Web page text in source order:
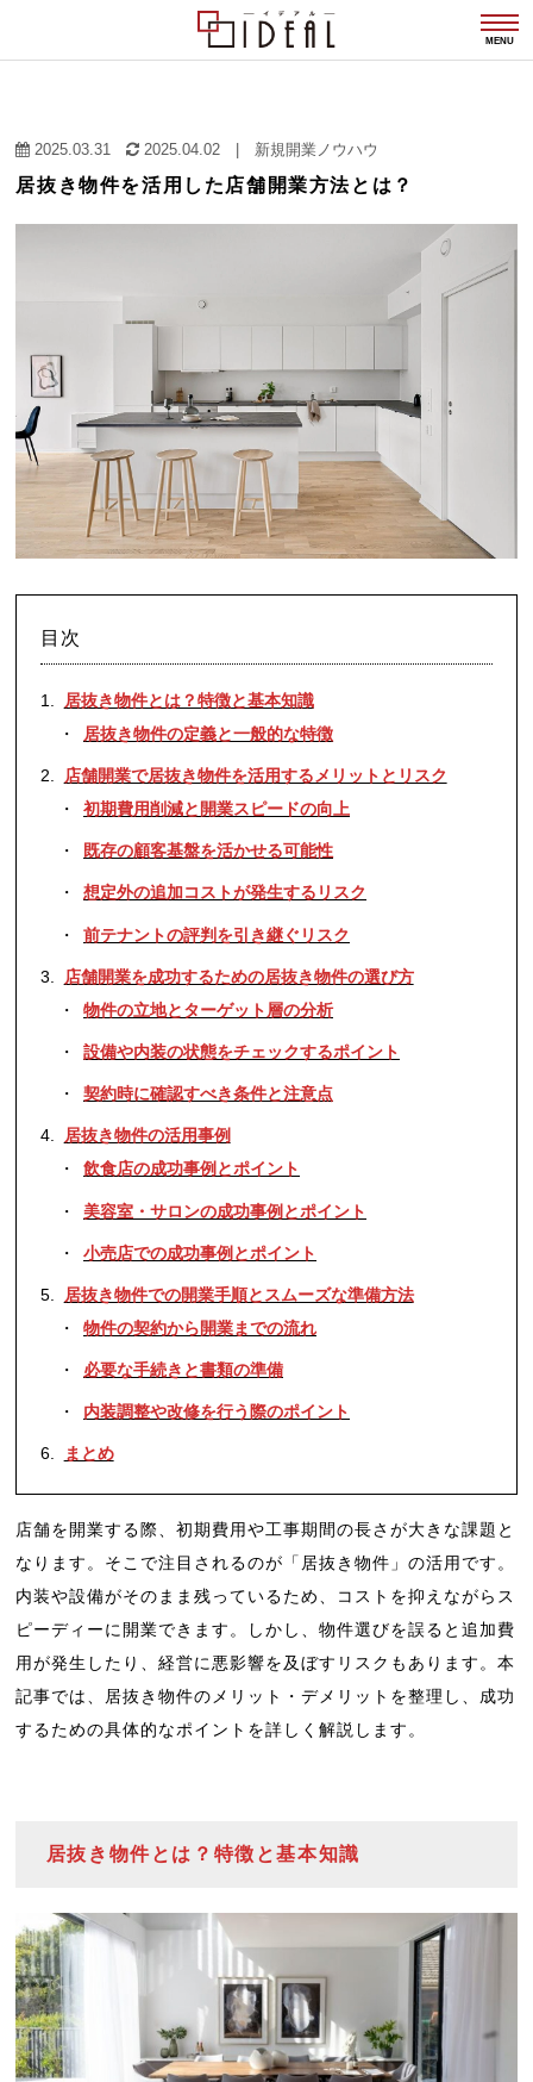
MENU
2025.03.31 2025.04.02 新規開業ノウハウ
居抜き物件を活用した店舗開業方法とは？
目次
居抜き物件とは？特徴と基本知識
居抜き物件の定義と一般的な特徴
店舗開業で居抜き物件を活用するメリットとリスク
初期費用削減と開業スピードの向上
既存の顧客基盤を活かせる可能性
想定外の追加コストが発生するリスク
前テナントの評判を引き継ぐリスク
店舗開業を成功するための居抜き物件の選び方
物件の立地とターゲット層の分析
設備や内装の状態をチェックするポイント
契約時に確認すべき条件と注意点
居抜き物件の活用事例
飲食店の成功事例とポイント
美容室・サロンの成功事例とポイント
小売店での成功事例とポイント
居抜き物件での開業手順とスムーズな準備方法
物件の契約から開業までの流れ
必要な手続きと書類の準備
内装調整や改修を行う際のポイント
まとめ
店舗を開業する際、初期費用や工事期間の長さが大きな課題と
なります。そこで注目されるのが「居抜き物件」の活用です。
内装や設備がそのまま残っているため、コストを抑えながらス
ピーディーに開業できます。しかし、物件選びを誤ると追加費
用が発生したり、経営に悪影響を及ぼすリスクもあります。本
記事では、居抜き物件のメリット・デメリットを整理し、成功
するための具体的なポイントを詳しく解説します。
居抜き物件とは？特徴と基本知識